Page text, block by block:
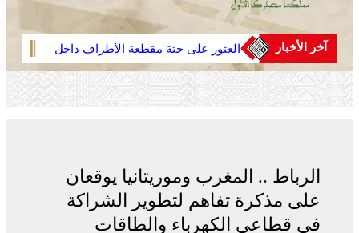
آخر الأخبار
العثور على جثة مقطعة الأطراف داخل
عشة بمنطقة منابع بوزملان والتحقيقات
متواصلة لكشف ملابسات الجريمة
الرباط .. المغرب وموريتانيا يوقعان
على مذكرة تفاهم لتطوير الشراكة
في قطاعي الكهرباء والطاقات